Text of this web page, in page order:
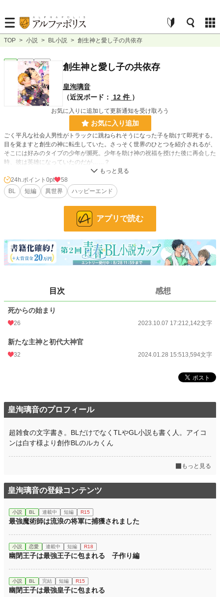
TOP > 小説 > BL小説 > 創生神と愛し子の共依存
完結 短編 創生神と愛し子の共依存
皇洵璃音
（近況ボード：
12 件 ）
お気に入りに追加して更新通知を受け取ろう
お気に入り追加
ごく平凡な社会人男性がトラックに跳ねられそうになった子を助けて即死する。
目を覚ますと創生の神に転生していた。さっそく世界のひとつを紹介されるが、
そこには好みのタイプの少年が瀕死。少年を助け神の祝福を授けた後に再会した
時、彼は英雄になっていたのだが……？
小説 228,797 位 / 228,797 件
文字数 5,736
2023.10.07 17:21
週間ポイント
月間ポイント 126 pt (60,811 位)
年間ポイント
24h.ポイント 0pt
58
BL
短編 異世界 ハッピーエンド
アプリで読む
目次 感想
死からの始まり
26 2023.10.07 17:212,142文字
新たな主神と初代大神官
32 2024.01.28 15:513,594文字
皇洵璃音のプロフィール
超雑食の文字書き。BLだけでなくTLやGL小説も書く人。アイコ
ンは白す様より創作BLのルカくん
もっと見る
皇洵璃音の登録コンテンツ
小説 BL 連載中 短編 R15
最強魔術師は流浪の将軍に捕獲されました
小説 恋愛 連載中 短編 R18
幽閉王子は最強王子に包まれる 子作り編
小説 BL 完結 短編 R15
幽閉王子は最強皇子に包まれる